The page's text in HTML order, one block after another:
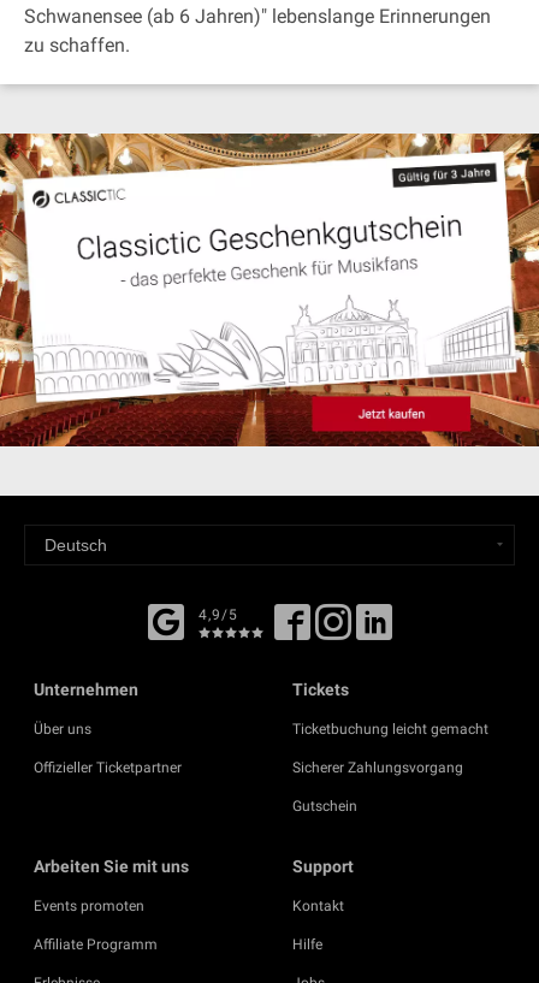
Schwanensee (ab 6 Jahren)" lebenslange Erinnerungen
zu schaffen.
4,9/5
Unternehmen
Über uns
Offizieller Ticketpartner
Tickets
Ticketbuchung leicht gemacht
Sicherer Zahlungsvorgang
Gutschein
Arbeiten Sie mit uns
Events promoten
Affiliate Programm
Support
Kontakt
Hilfe